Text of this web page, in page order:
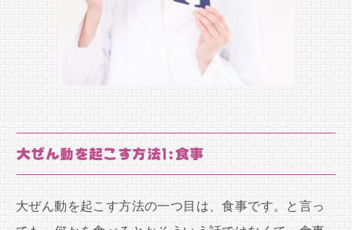
大ぜん動を起こす方法1:食事
大ぜん動を起こす方法の一つ目は、食事です。と言っ